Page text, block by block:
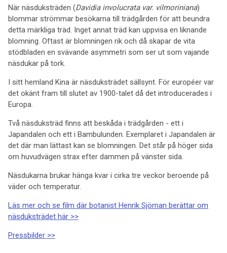
När näsduksträden (Davidia involucrata var. vilmoriniana)
blommar strömmar besökarna till trädgården för att beundra
detta märkliga träd. Inget annat träd kan uppvisa en liknande
blomning. Oftast är blomningen rik och då skapar de vita
stödbladen en svävande asymmetri som ser ut som vajande
näsdukar på tork.
I sitt hemland Kina är näsduksträdet sällsynt. För européer var
det okänt fram till slutet av 1900-talet då det introducerades i
Europa.
Två näsduksträd finns att beskåda i trädgården - ett i
Japandalen och ett i Bambulunden. Exemplaret i Japandalen är
det där man lättast kan se blomningen. Det står på höger sida
om huvudvägen strax efter dammen på vänster sida.
Näsdukarna brukar hänga kvar i cirka tre veckor beroende på
väder och temperatur.
Läs mer och se film där botanist Henrik Sjöman berättar om
näsduksträdet här >>
Pressbilder >>